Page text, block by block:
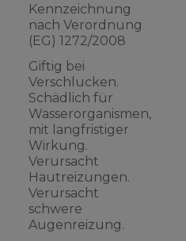
Kennzeichnung
nach Verordnung
(EG) 1272/2008
Giftig bei
Verschlucken.
Schädlich für
Wasserorganismen,
mit langfristiger
Wirkung.
Verursacht
Hautreizungen.
Verursacht
schwere
Augenreizung.